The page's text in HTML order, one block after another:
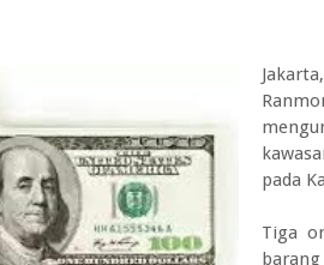
pada
Tiga